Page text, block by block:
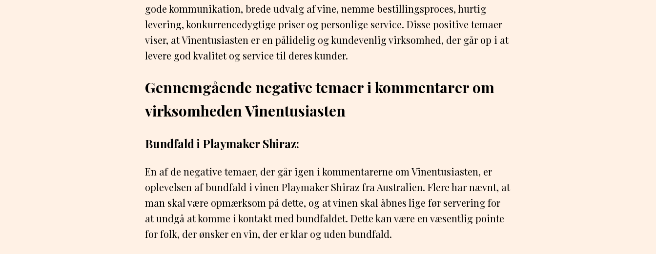
gode kommunikation, brede udvalg af vine, nemme bestillingsproces, hurtig
levering, konkurrencedygtige priser og personlige service. Disse positive temaer
viser, at Vinentusiasten er en pålidelig og kundevenlig virksomhed, der går op i at
levere god kvalitet og service til deres kunder.
Gennemgående negative temaer i kommentarer om
virksomheden Vinentusiasten
Bundfald i Playmaker Shiraz:
En af de negative temaer, der går igen i kommentarerne om Vinentusiasten, er
oplevelsen af bundfald i vinen Playmaker Shiraz fra Australien. Flere har nævnt, at
man skal være opmærksom på dette, og at vinen skal åbnes lige før servering for
at undgå at komme i kontakt med bundfaldet. Dette kan være en væsentlig pointe
for folk, der ønsker en vin, der er klar og uden bundfald.